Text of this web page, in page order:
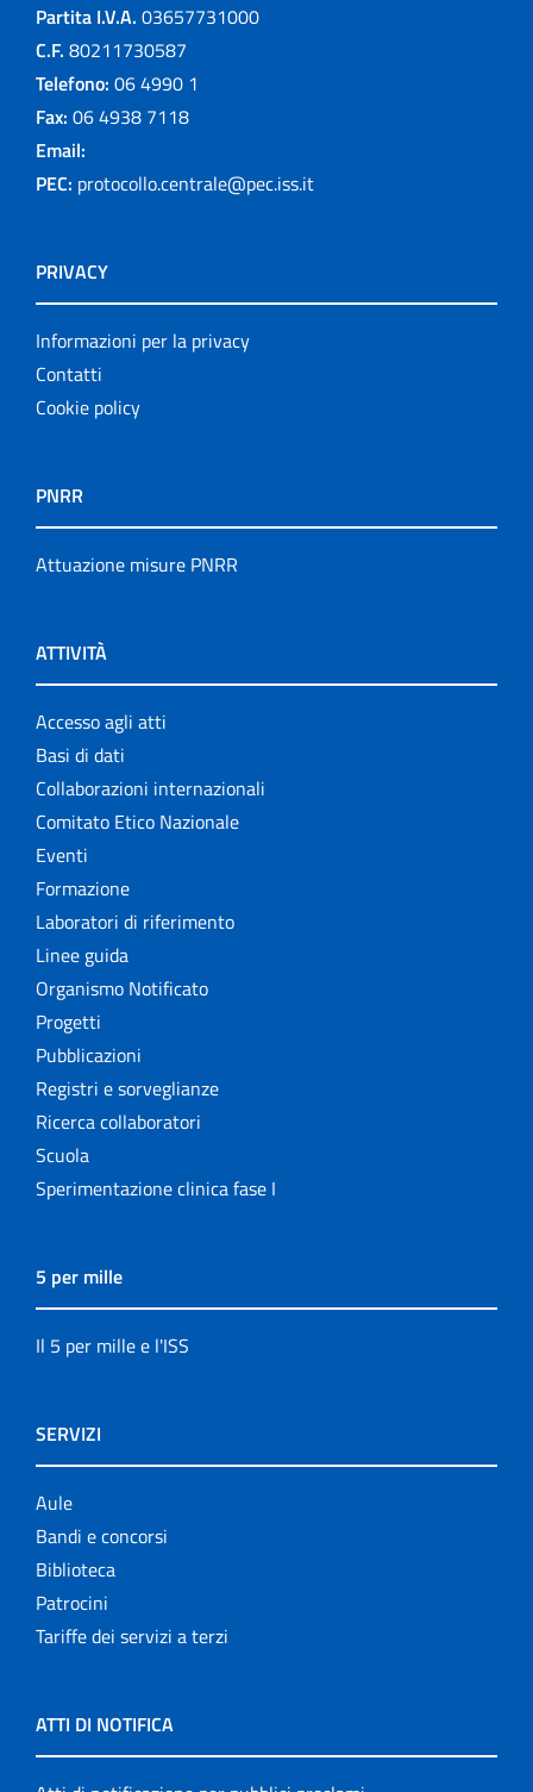
Partita I.V.A. 03657731000
C.F. 80211730587
Telefono: 06 4990 1
Fax: 06 4938 7118
Email:
PEC: protocollo.centrale@pec.iss.it
PRIVACY
Informazioni per la privacy
Contatti
Cookie policy
PNRR
Attuazione misure PNRR
ATTIVITÀ
Accesso agli atti
Basi di dati
Collaborazioni internazionali
Comitato Etico Nazionale
Eventi
Formazione
Laboratori di riferimento
Linee guida
Organismo Notificato
Progetti
Pubblicazioni
Registri e sorveglianze
Ricerca collaboratori
Scuola
Sperimentazione clinica fase I
5 per mille
Il 5 per mille e l'ISS
SERVIZI
Aule
Bandi e concorsi
Biblioteca
Patrocini
Tariffe dei servizi a terzi
ATTI DI NOTIFICA